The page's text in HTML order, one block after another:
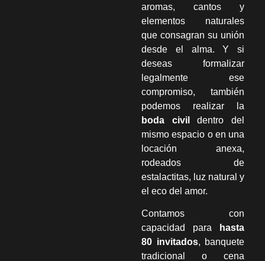
aromas, cantos y
elementos naturales
que consagran su unión
desde el alma. Y si
deseas formalizar
legalmente ese
compromiso, también
podemos realizar la
boda civil
dentro del
mismo espacio o en una
locación anexa,
rodeados de
estalactitas, luz natural y
el eco del amor.
Contamos con
capacidad para
hasta
80 invitados, banquete
tradicional o cena